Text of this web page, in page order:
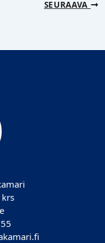
SEURAAVA
krs